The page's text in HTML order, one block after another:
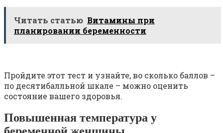
Читать статью Витамины при
планировании беременности
Пройдите этот тест и узнайте, во сколько баллов –
по десятибалльной шкале – можно оценить
состояние вашего здоровья.
Повышенная температура у